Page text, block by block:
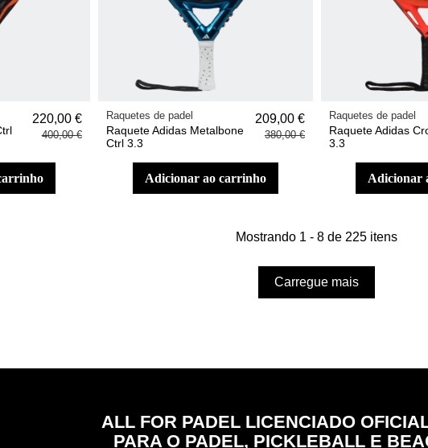
220,00 €
400,00 €
Raquetes de padel
Raquete Adidas Metalbone
Ctrl 3.3
209,00 €
380,00 €
adicionar ao carrinho
Raquetes de padel
Raquete Adidas
3.3
Mostrando 1 - 8 de 225 itens
Carregue mais
ALL FOR PADEL LICENCIADO
PARA O PADEL, PICKLEBALL E